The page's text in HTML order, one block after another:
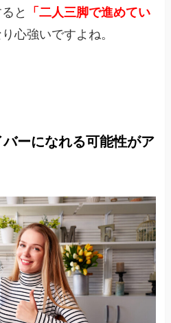
と
「二人三脚で進めてい
心強いですよね。
ーになれる可能性がア